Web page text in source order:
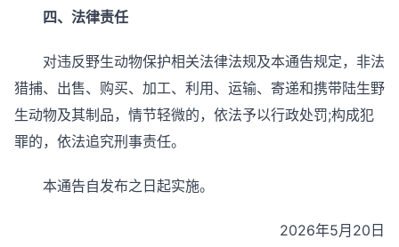
四、法律责任
对违反野生动物保护相关法律法规及本通告规定，非法
猎捕、出售、购买、加工、利用、运输、寄递和携带陆生野
生动物及其制品，情节轻微的，依法予以行政处罚;构成犯
罪的，依法追究刑事责任。
本通告自发布之日起实施。
2026年5月20日